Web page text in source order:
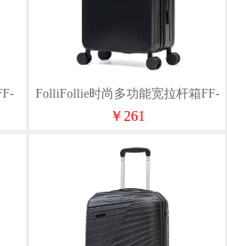
FolliFollie时尚多功能宽拉杆箱FF-
Y105A黑色
￥261